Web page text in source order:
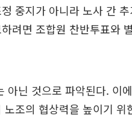
중지가 아니라 노사 간
려면 조합원 찬반투표와
아닌 것으로 파악된다. 이
조의 협상력을 높이기 위